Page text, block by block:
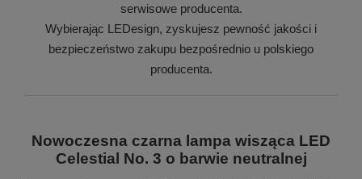
serwisowe producenta.
Wybierając LEDesign, zyskujesz pewność jakości i
bezpieczeństwo zakupu bezpośrednio u polskiego
producenta.
Nowoczesna czarna lampa wisząca LED
Celestial No. 3 o barwie neutralnej